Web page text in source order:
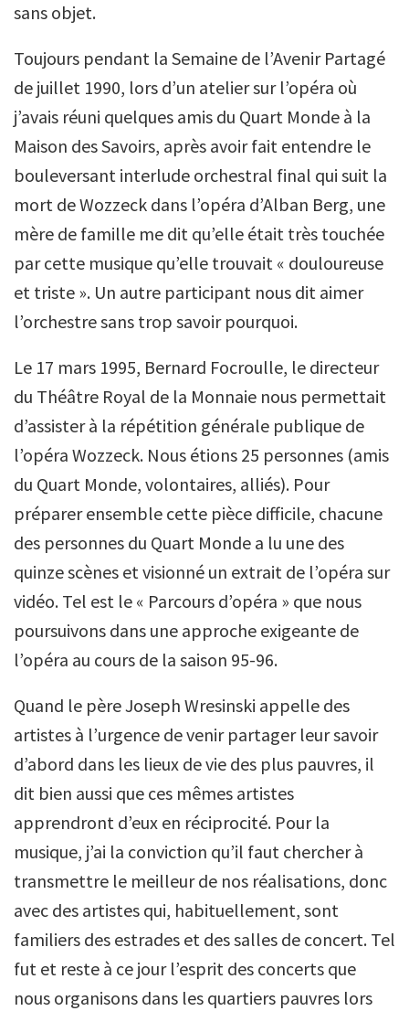
sans objet.
Toujours pendant la Semaine de l’Avenir Partagé
de juillet 1990, lors d’un atelier sur l’opéra où
j’avais réuni quelques amis du Quart Monde à la
Maison des Savoirs, après avoir fait entendre le
bouleversant interlude orchestral final qui suit la
mort de Wozzeck dans l’opéra d’Alban Berg, une
mère de famille me dit qu’elle était très touchée
par cette musique qu’elle trouvait « douloureuse
et triste ». Un autre participant nous dit aimer
l’orchestre sans trop savoir pourquoi.
Le 17 mars 1995, Bernard Focroulle, le directeur
du Théâtre Royal de la Monnaie nous permettait
d’assister à la répétition générale publique de
l’opéra Wozzeck. Nous étions 25 personnes (amis
du Quart Monde, volontaires, alliés). Pour
préparer ensemble cette pièce difficile, chacune
des personnes du Quart Monde a lu une des
quinze scènes et visionné un extrait de l’opéra sur
vidéo. Tel est le « Parcours d’opéra » que nous
poursuivons dans une approche exigeante de
l’opéra au cours de la saison 95-96.
Quand le père Joseph Wresinski appelle des
artistes à l’urgence de venir partager leur savoir
d’abord dans les lieux de vie des plus pauvres, il
dit bien aussi que ces mêmes artistes
apprendront d’eux en réciprocité. Pour la
musique, j’ai la conviction qu’il faut chercher à
transmettre le meilleur de nos réalisations, donc
avec des artistes qui, habituellement, sont
familiers des estrades et des salles de concert. Tel
fut et reste à ce jour l’esprit des concerts que
nous organisons dans les quartiers pauvres lors